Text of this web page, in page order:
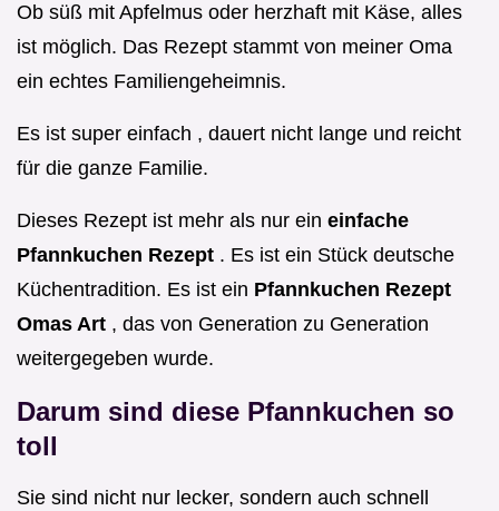
Ob süß mit Apfelmus oder herzhaft mit Käse, alles
ist möglich. Das Rezept stammt von meiner Oma
ein echtes Familiengeheimnis.
Es ist super einfach , dauert nicht lange und reicht
für die ganze Familie.
Dieses Rezept ist mehr als nur ein einfache
Pfannkuchen Rezept . Es ist ein Stück deutsche
Küchentradition. Es ist ein Pfannkuchen Rezept
Omas Art , das von Generation zu Generation
weitergegeben wurde.
Darum sind diese Pfannkuchen so
toll
Sie sind nicht nur lecker, sondern auch schnell